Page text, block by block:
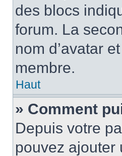
des blocs
forum. La
nom d’avatar
membre.
Haut
» Comment
Depuis votre
pouvez ajouter